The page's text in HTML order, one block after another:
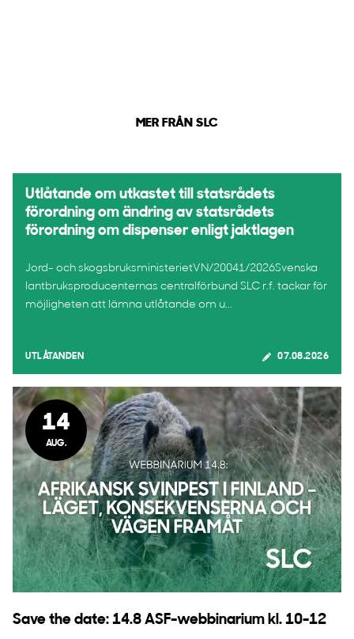
MER FRÅN SLC
Utlåtande om utkastet till statsrådets
förordning om ändring av statsrådets
förordning om dispenser enligt jaktlagen
Jord- och skogsbruksministerietVN/20041/2026Svenska
lantbruksproducenternas centralförbund SLC r.f. tackar för
möjligheten att lämna utlåtande om u...
UTLÅTANDEN 07.08.2026
14
AUG.
Save the date: 14.8 ASF-webbinarium kl. 10-12